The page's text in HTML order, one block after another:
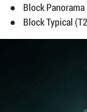
● Block Panorama
● Block Typical